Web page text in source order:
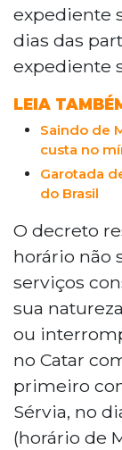
expediente
dias das
expediente
LEIA
Saindo de
custa no
Garotada
do Brasil
O decreto
horário não
serviços
sua
ou
no Catar
primeiro
Sérvia, no
(horário de